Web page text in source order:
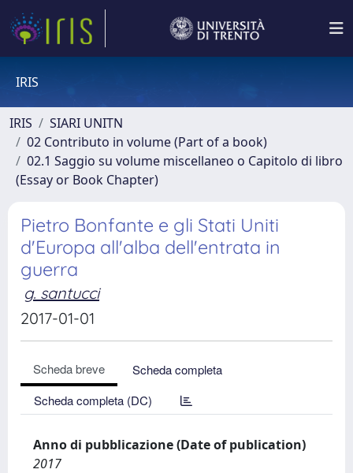
IRIS
IRIS
SIARI UNITN
02 Contributo in volume (Part of a book)
02.1 Saggio su volume miscellaneo o Capitolo di libro
(Essay or Book Chapter)
Pietro Bonfante e gli Stati Uniti
d'Europa all'alba dell'entrata in
guerra
g. santucci
2017-01-01
Scheda breve
Scheda completa
Scheda completa (DC)
Anno di pubblicazione (Date of publication)
2017